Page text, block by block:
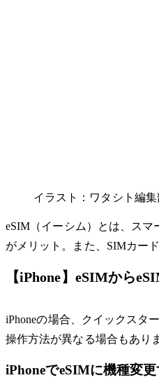
イラスト：ワタシト編集
eSIM（イーシム）とは、ス
がメリット。また、SIMカード
【iPhone】eSIMから
iPhoneの場合、クイックスタ
操作方法が異なる場合もあり
iPhoneでeSIMに機種変